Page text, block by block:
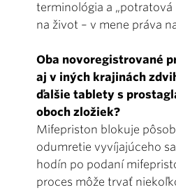
terminológia a „potratová
na život – v mene práva
Oba novoregistrované
aj v iných krajinách
ďalšie tablety s
oboch zložiek?
Mifepriston blokuje
odumretie vyvíjajúceho
hodín po podaní
proces môže trvať